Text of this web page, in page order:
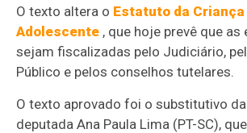
O texto altera o Estatuto da Criança
Adolescente , que hoje prevê que as
sejam fiscalizadas pelo Judiciário,
Público e pelos conselhos tutelares.
O texto aprovado foi osubstitutivo
deputada Ana Paula Lima (PT-SC),